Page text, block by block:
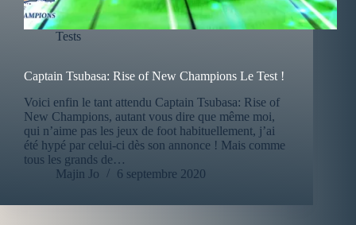
Tests
Captain Tsubasa: Rise of New Champions Le Test !
Voici enfin le tant attendu Captain Tsubasa: Rise of
New Champions, autant vous dire que même moi,
qui n’aime pas les jeux de foot habituellement, j’ai
été hypé par celui-ci dès son annonce ! Mais comme
tous les grands de…
Majin Jo
6 septembre 2020